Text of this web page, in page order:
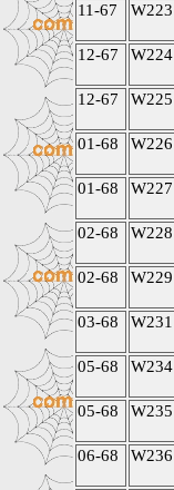
11-67 W223
12-67 W224
12-67 W225
01-68 W226
01-68 W227
02-68 W228
02-68 W229
03-68 W231
05-68 W234
05-68 W235
06-68 W236